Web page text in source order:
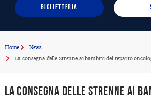
BIGLIETTERIA
Home
News
La consegna delle Strenne ai bambini del reparto
La consegna delle Strenne ai